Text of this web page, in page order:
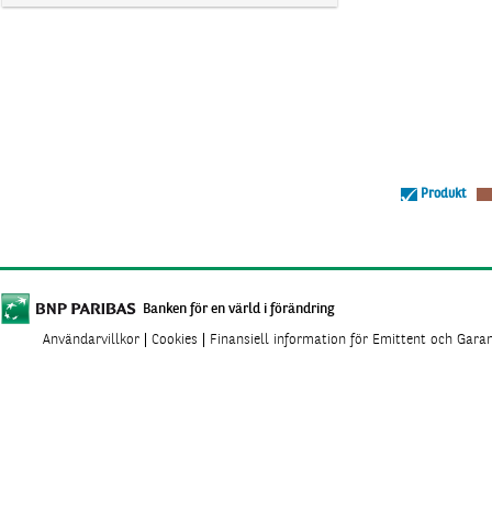
Produkt
Banken för en värld i förändring
Användarvillkor Cookies Finansiell information för Emittent och